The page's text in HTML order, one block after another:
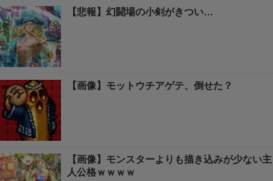
【悲報】幻闘場の小剣がきつい…
【画像】モットウチアゲテ、倒せた？
【画像】モンスターよりも描き込みが少ない主
人公格ｗｗｗｗ